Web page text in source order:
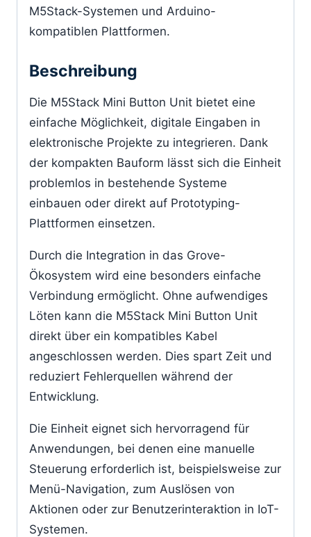
M5Stack-Systemen und Arduino-
kompatiblen Plattformen.
Beschreibung
Die M5Stack Mini Button Unit bietet eine
einfache Möglichkeit, digitale Eingaben in
elektronische Projekte zu integrieren. Dank
der kompakten Bauform lässt sich die Einheit
problemlos in bestehende Systeme
einbauen oder direkt auf Prototyping-
Plattformen einsetzen.
Durch die Integration in das Grove-
Ökosystem wird eine besonders einfache
Verbindung ermöglicht. Ohne aufwendiges
Löten kann die M5Stack Mini Button Unit
direkt über ein kompatibles Kabel
angeschlossen werden. Dies spart Zeit und
reduziert Fehlerquellen während der
Entwicklung.
Die Einheit eignet sich hervorragend für
Anwendungen, bei denen eine manuelle
Steuerung erforderlich ist, beispielsweise zur
Menü-Navigation, zum Auslösen von
Aktionen oder zur Benutzerinteraktion in IoT-
Systemen.